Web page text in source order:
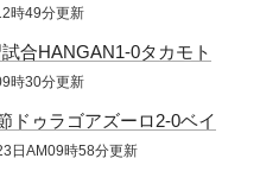
時49分更新
合HANGAN1-0タカモト
時30分更新
ドゥラゴアズーロ2-0ベイ
日AM09時58分更新